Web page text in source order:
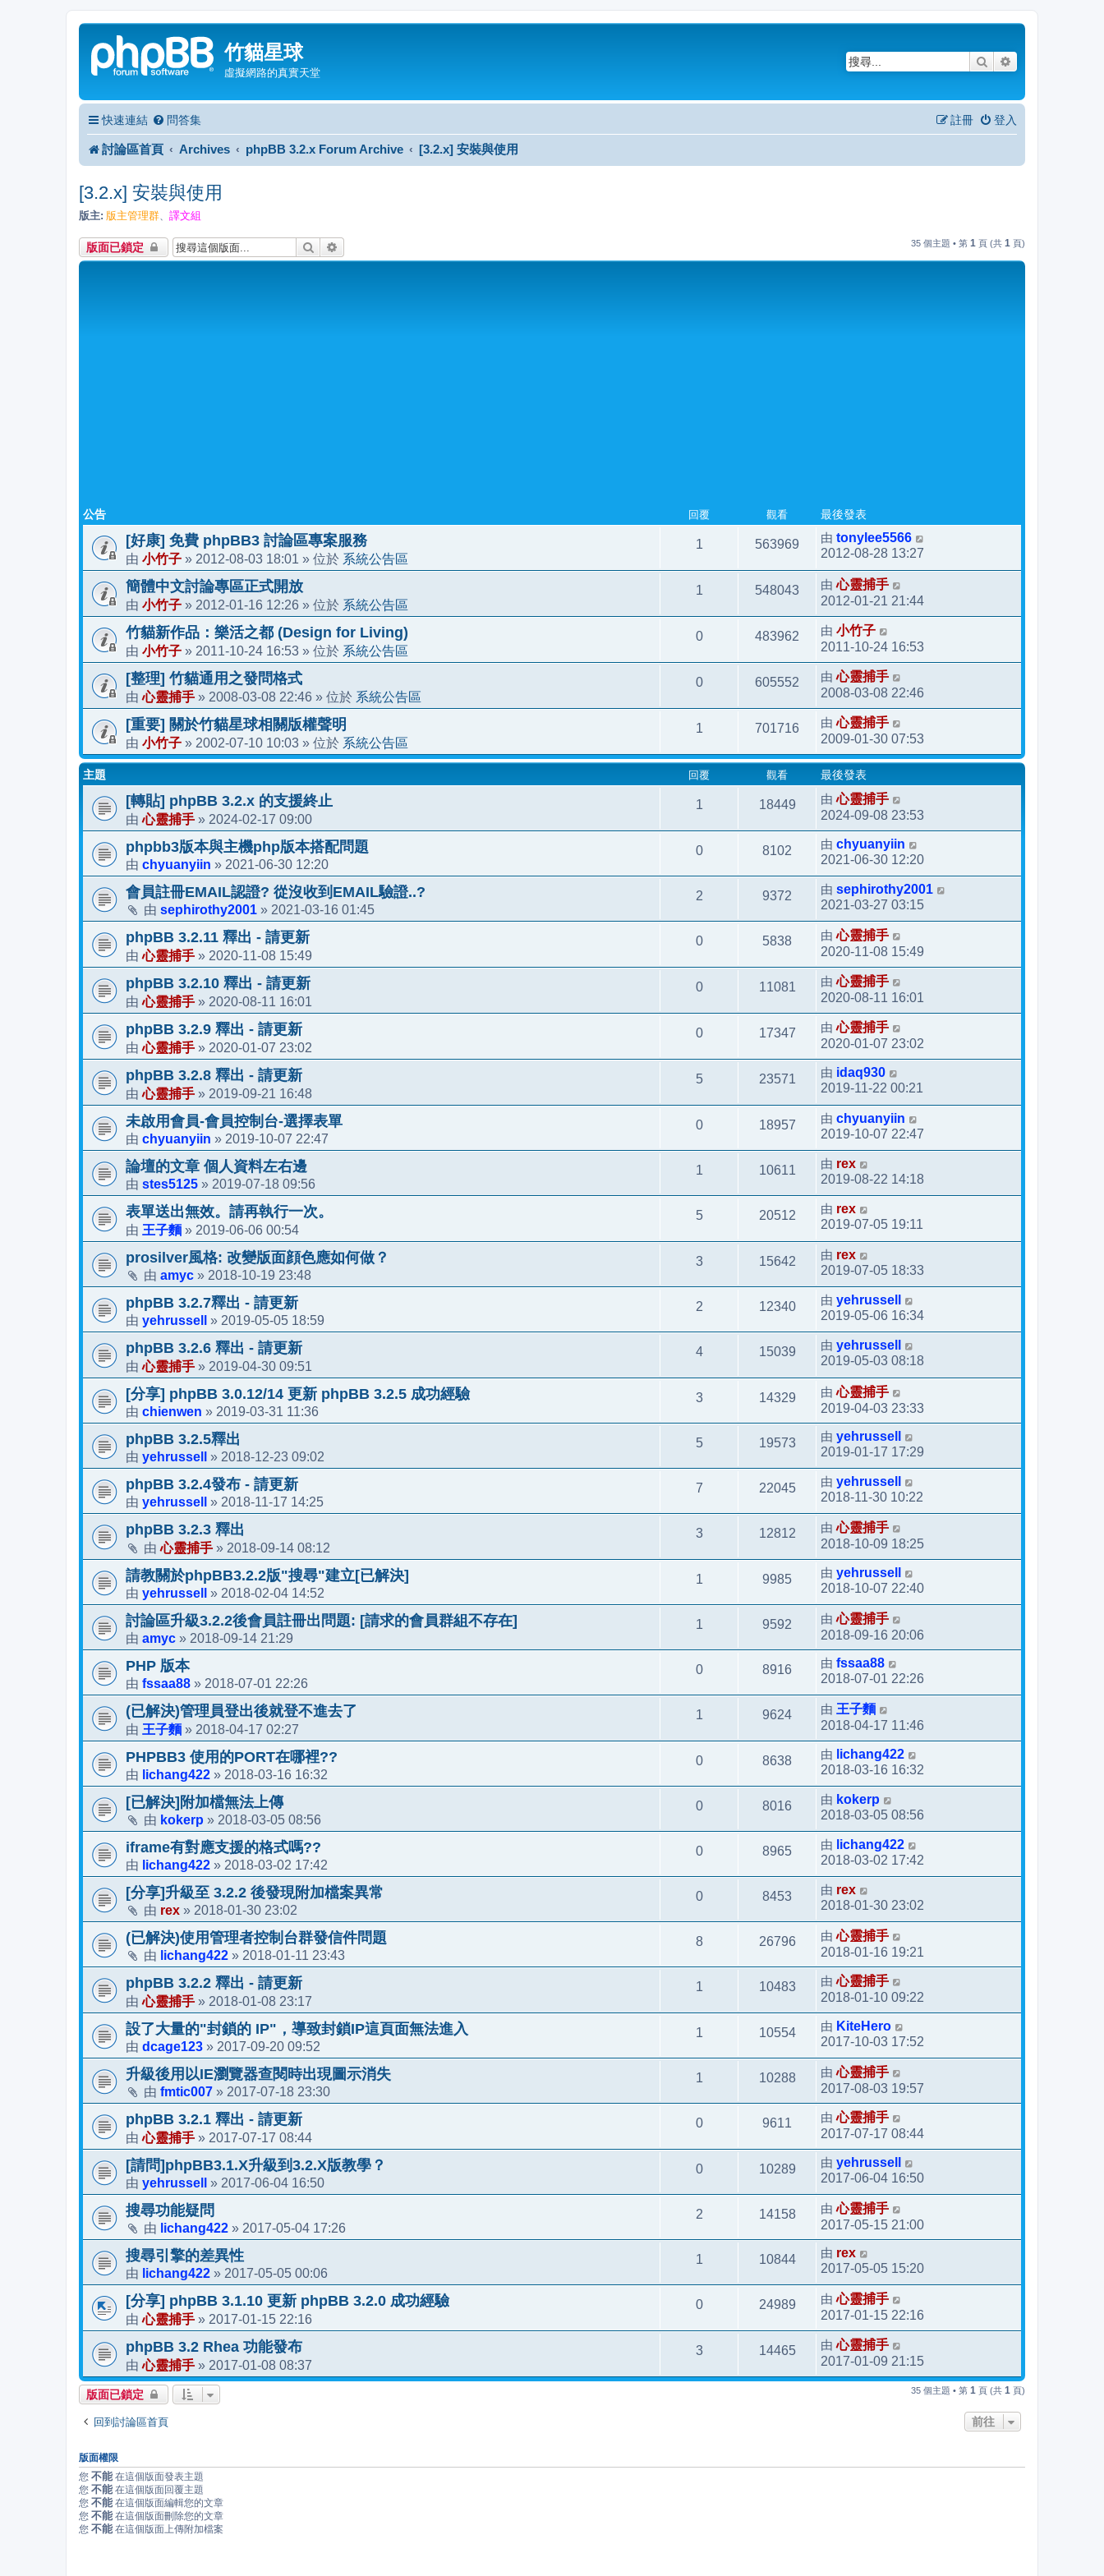
竹貓星球
虛擬網路的真實天堂
搜尋
快速連結 問答集 登入
註冊
討論區首頁 Archives phpBB 3.2.x Forum Archive [3.2.x] 安裝與使用
[3.2.x] 安裝與使用
版主: 版主管理群 譯文組
版面已鎖定 搜尋 35 個主題 • 第 1 頁 (共 1 頁)
公告 回覆 觀看 最後發表
[好康] 免費 phpBB3 討論區專案服務
由 小竹子 » 2012-08-03 18:01 » 位於 系統公告區
1 563969 由 tonylee5566
2012-08-28 13:27
簡體中文討論專區正式開放
由 小竹子 » 2012-01-16 12:26 » 位於 系統公告區
1 548043 由心靈捕手
2012-01-21 21:44
竹貓新作品：樂活之都 (Design for Living)
由 小竹子 » 2011-10-24 16:53 » 位於 系統公告區
0 483962 由 小竹子
2011-10-24 16:53
[整理] 竹貓通用之發問格式
由心靈捕手 » 2008-03-08 22:46 » 位於 系統公告區
0 605552 由心靈捕手
2008-03-08 22:46
[重要] 關於竹貓星球相關版權聲明
由 小竹子 » 2002-07-10 10:03 » 位於 系統公告區
1 701716 由心靈捕手
2009-01-30 07:53
主題 回覆 觀看 最後發表
[轉貼] phpBB 3.2.x 的支援終止
由心靈捕手 » 2024-02-17 09:00
1 18449 由心靈捕手
2024-09-08 23:53
phpbb3版本與主機php版本搭配問題
由 chyuanyiin » 2021-06-30 12:20
0 8102 由 chyuanyiin
2021-06-30 12:20
會員註冊EMAIL認證? 從沒收到EMAIL驗證..?
由 sephirothy2001 » 2021-03-16 01:45
2 9372 由 sephirothy2001
2021-03-27 03:15
phpBB 3.2.11 釋出 - 請更新
由心靈捕手 » 2020-11-08 15:49
0 5838 由心靈捕手
2020-11-08 15:49
phpBB 3.2.10 釋出 - 請更新
由心靈捕手 » 2020-08-11 16:01
0 11081 由心靈捕手
2020-08-11 16:01
phpBB 3.2.9 釋出 - 請更新
由心靈捕手 » 2020-01-07 23:02
0 17347 由心靈捕手
2020-01-07 23:02
phpBB 3.2.8 釋出 - 請更新
由心靈捕手 » 2019-09-21 16:48
5 23571 由 idaq930
2019-11-22 00:21
未啟用會員-會員控制台-選擇表單
由 chyuanyiin » 2019-10-07 22:47
0 18957 由 chyuanyiin
2019-10-07 22:47
論壇的文章 個人資料左右邊
由 stes5125 » 2019-07-18 09:56
1 10611 由 rex
2019-08-22 14:18
表單送出無效。請再執行一次。
由 王子麵 » 2019-06-06 00:54
5 20512 由 rex
2019-07-05 19:11
prosilver風格: 改變版面顔色應如何做？
由 amyc » 2018-10-19 23:48
3 15642 由 rex
2019-07-05 18:33
phpBB 3.2.7釋出 - 請更新
由 yehrussell » 2019-05-05 18:59
2 12340 由 yehrussell
2019-05-06 16:34
phpBB 3.2.6 釋出 - 請更新
由心靈捕手 » 2019-04-30 09:51
4 15039 由 yehrussell
2019-05-03 08:18
[分享] phpBB 3.0.12/14 更新 phpBB 3.2.5 成功經驗
由 chienwen » 2019-03-31 11:36
3 14329 由心靈捕手
2019-04-03 23:33
phpBB 3.2.5釋出
由 yehrussell » 2018-12-23 09:02
5 19573 由 yehrussell
2019-01-17 17:29
phpBB 3.2.4發布 - 請更新
由 yehrussell » 2018-11-17 14:25
7 22045 由 yehrussell
2018-11-30 10:22
phpBB 3.2.3 釋出
由心靈捕手 » 2018-09-14 08:12
3 12812 由心靈捕手
2018-10-09 18:25
請教關於phpBB3.2.2版"搜尋"建立[已解決]
由 yehrussell » 2018-02-04 14:52
1 9985 由 yehrussell
2018-10-07 22:40
討論區升級3.2.2後會員註冊出問題: [請求的會員群組不存在]
由 amyc » 2018-09-14 21:29
1 9592 由心靈捕手
2018-09-16 20:06
PHP 版本
由 fssaa88 » 2018-07-01 22:26
0 8916 由 fssaa88
2018-07-01 22:26
(已解決)管理員登出後就登不進去了
由 王子麵 » 2018-04-17 02:27
1 9624 由 王子麵
2018-04-17 11:46
PHPBB3 使用的PORT在哪裡??
由 lichang422 » 2018-03-16 16:32
0 8638 由 lichang422
2018-03-16 16:32
[已解決]附加檔無法上傳
由 kokerp » 2018-03-05 08:56
0 8016 由 kokerp
2018-03-05 08:56
iframe有對應支援的格式嗎??
由 lichang422 » 2018-03-02 17:42
0 8965 由 lichang422
2018-03-02 17:42
[分享]升級至 3.2.2 後發現附加檔案異常
由 rex » 2018-01-30 23:02
0 8453 由 rex
2018-01-30 23:02
(已解決)使用管理者控制台群發信件問題
由 lichang422 » 2018-01-11 23:43
8 26796 由心靈捕手
2018-01-16 19:21
phpBB 3.2.2 釋出 - 請更新
由心靈捕手 » 2018-01-08 23:17
1 10483 由心靈捕手
2018-01-10 09:22
設了大量的"封鎖的 IP"，導致封鎖IP這頁面無法進入
由 dcage123 » 2017-09-20 09:52
1 10554 由 KiteHero
2017-10-03 17:52
升級後用以IE瀏覽器查閱時出現圖示消失
由 fmtic007 » 2017-07-18 23:30
1 10288 由心靈捕手
2017-08-03 19:57
phpBB 3.2.1 釋出 - 請更新
由心靈捕手 » 2017-07-17 08:44
0 9611 由心靈捕手
2017-07-17 08:44
[請問]phpBB3.1.X升級到3.2.X版教學？
由 yehrussell » 2017-06-04 16:50
0 10289 由 yehrussell
2017-06-04 16:50
搜尋功能疑問
由 lichang422 » 2017-05-04 17:26
2 14158 由心靈捕手
2017-05-15 21:00
搜尋引擎的差異性
由 lichang422 » 2017-05-05 00:06
1 10844 由 rex
2017-05-05 15:20
[分享] phpBB 3.1.10 更新 phpBB 3.2.0 成功經驗
由心靈捕手 » 2017-01-15 22:16
0 24989 由心靈捕手
2017-01-15 22:16
phpBB 3.2 Rhea 功能發布
由心靈捕手 » 2017-01-08 08:37
3 14465 由心靈捕手
2017-01-09 21:15
版面已鎖定 35 個主題 • 第 1 頁 (共 1 頁)
回到討論區首頁 前往
版面權限
您 不能 在這個版面發表主題
您 不能 在這個版面回覆主題
您 不能 在這個版面編輯您的文章
您 不能 在這個版面刪除您的文章
您 不能 在這個版面上傳附加檔案